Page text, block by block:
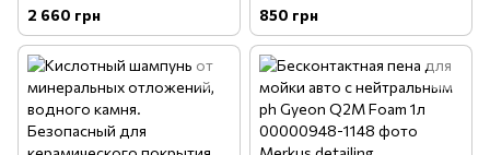
2 660 грн 850 грн